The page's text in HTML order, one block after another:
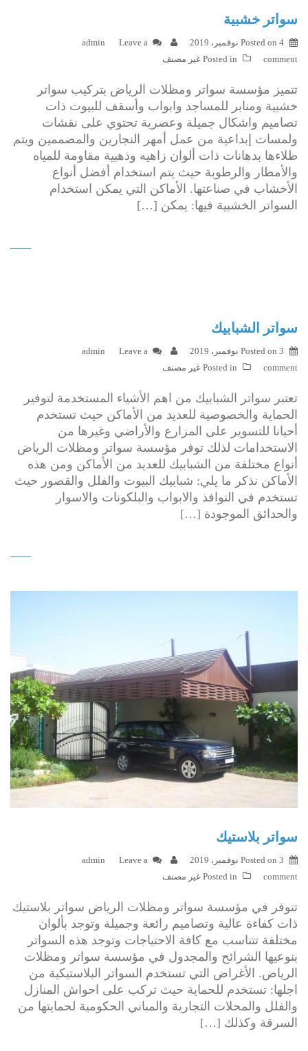
سواتر خشبية
Posted on 4 نوفمبر، 2019 admin
Leave a
comment
Posted in غير مصنف
تتميز مؤسسة سواتر ومظلات الرياض بتركيب سواتر
خشبية ومنابر للمساجد وابواب وأسقف للبيوت ذات
تصاميم واشكال جميلة وعصرية تحتوي على نقشات
ولمسات إبداعية من عمل أمهر النجارين والمصممين ويتم
طلاءها بدهانات ذات ألوان زاهيه وذهبية مقاومة للمياه
والأمطار والرطوبة حيث يتم استخدام أفضل أنواع
الأخشاب في صناعتها. الأماكن التي يمكن استخدام
السواتر الخشبية فيها: يمكن […]
سواتر الشبابيك
Posted on 3 نوفمبر، 2019 admin
Leave a
comment
Posted in غير مصنف
تعتبر سواتر الشبابيك من اهم الأشياء المستخدمة لتوفير
الحماية والخصوصية للعديد من الأماكن حيث تستخدم
أحيانا للتسوير على المزارع والأراضي وغيرها من
الاستخدامات لذلك توفر مؤسسة سواتر ومظلات الرياض
أنواع مختلفة من الشبابيك للعديد من الأماكن ومن هذه
الأماكن نذكر ما يلي: شبابيك البيوت والفلل والقصور حيث
تستخدم في النوافذ والابواب والبلكونات والاسوار
والحدائق الموجودة […]
سواتر بلاستيك
Posted on 3 نوفمبر، 2019 admin
Leave a
comment
Posted in غير مصنف
تتوفر في مؤسسة سواتر ومظلات الرياض سواتر بلاستيك
ذات كفاءة عالية وتصاميم رائعة وجميلة وتوجد بألوان
مختلفة تتناسب مع كافة الاحتياجات وتوجد هذه السواتر
بنوعيها الشرائح والمجدول في مؤسسة سواتر ومظلات
الرياض. الأغراض التي تستخدم السواتر البلاستيكية من
اجلها: تستخدم للحماية حيث تركب على احواش المنازل
والفلل والمحلات التجارية والمباني الحكومية لحمايتها من
السرقة وكذلك […]